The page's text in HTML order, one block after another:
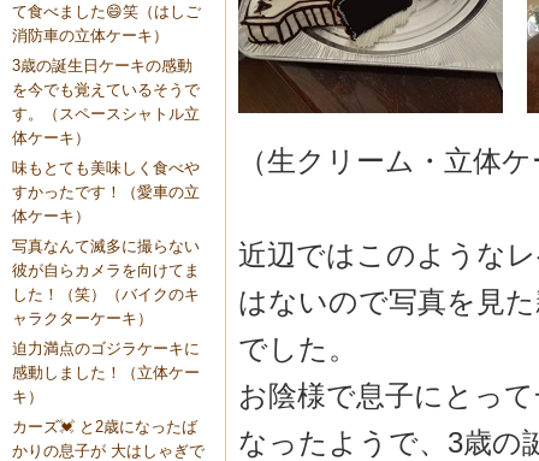
て食べました😄笑（はしご
消防車の立体ケーキ）
3歳の誕生日ケーキの感動
を今でも覚えているそうで
す。（スペースシャトル立
体ケーキ）
味もとても美味しく食べや
すかったです！（愛車の立
体ケーキ）
写真なんて滅多に撮らない
彼が自らカメラを向けてま
した！（笑）（バイクのキ
ャラクターケーキ）
迫力満点のゴジラケーキに
感動しました！（立体ケー
キ）
カーズ💓 と2歳になったば
かりの息子が 大はしゃぎで
（生クリーム・立体
近辺ではこのような
はないので写真を見
でした。
お陰様で息子にとっ
なったようで、3歳の